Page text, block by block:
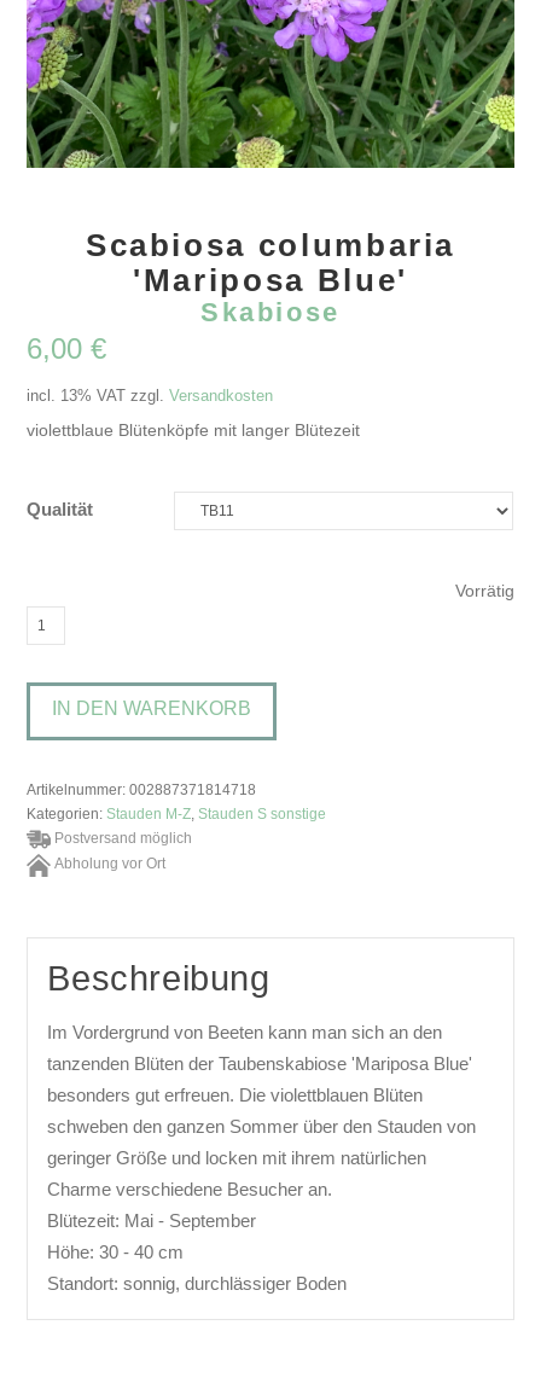
Scabiosa columbaria
'Mariposa Blue'
Skabiose
6,00€
incl. 13% VAT zzgl.Versandkosten
violettblaue Blütenköpfe mit langer Blütezeit
Qualität
Vorrätig
Scabiosa
'Mariposa
Blue'Skabiose
Menge
IN DEN WARENKORB
Artikelnummer:002887371814718
Kategorien: Stauden M-Z Stauden S sonstige
Postversand möglich
Abholung vor Ort
Beschreibung
Im Vordergrund von Beeten kann man sich an den
tanzenden Blüten der Taubenskabiose 'Mariposa Blue'
besonders gut erfreuen. Die violettblauen Blüten
schweben den ganzen Sommer über den Stauden von
geringer Größe und locken mit ihrem natürlichen
Charme verschiedene Besucher an.
Blütezeit: Mai - September
Höhe: 30 - 40 cm
Standort: sonnig, durchlässiger Boden